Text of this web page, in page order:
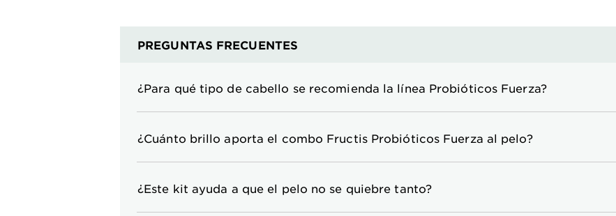
PREGUNTAS FRECUENTES
¿Para qué tipo de cabello se recomienda la línea Probióticos Fuerza?
¿Cuánto brillo aporta el combo Fructis Probióticos Fuerza al pelo?
¿Este kit ayuda a que el pelo no se quiebre tanto?